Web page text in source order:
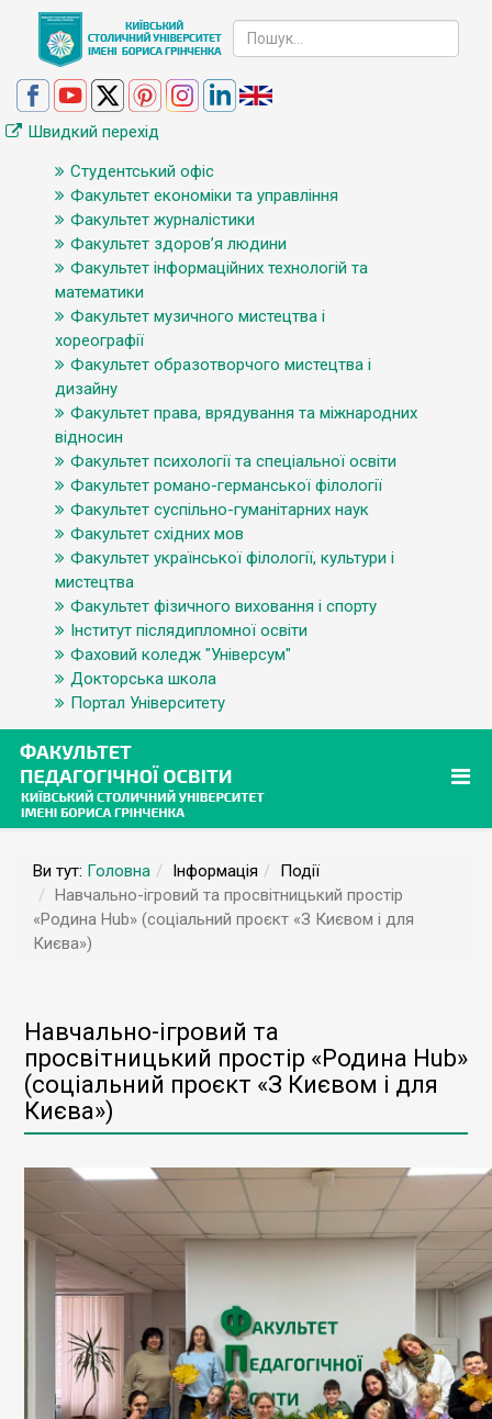
Швидкий перехід
Студентський офіс
Факультет економіки та управління
Факультет журналістики
Факультет здоров’я людини
Факультет інформаційних технологій та
математики
Факультет музичного мистецтва і
хореографії
Факультет образотворчого мистецтва і
дизайну
Факультет права, врядування та міжнародних
відносин
Факультет психології та спеціальної освіти
Факультет романо-германської філології
Факультет суспільно-гуманітарних наук
Факультет східних мов
Факультет української філології, культури і
мистецтва
Факультет фізичного виховання і спорту
Інститут післядипломної освіти
Фаховий коледж "Універсум"
Докторська школа
Портал Університету
Ви тут: Головна Інформація
Події
Навчально-ігровий та просвітницький простір
«Родина Hub» (соціальний проєкт «З Києвом і для
Києва»)
Навчально-ігровий та
просвітницький простір «Родина Hub»
(соціальний проєкт «З Києвом і для
Києва»)